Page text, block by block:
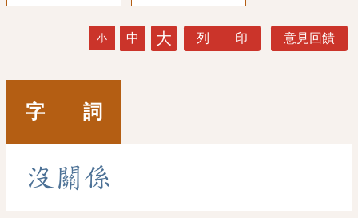
小 中 大 列 印 意見回饋
字 詞
沒 關係